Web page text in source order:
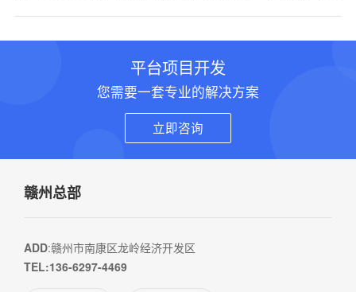
平台项目开发
您需要一套专业的解决方案
立即咨询
赣州总部
ADD:赣州市南康区龙岭经济开发区
TEL:136-6297-4469